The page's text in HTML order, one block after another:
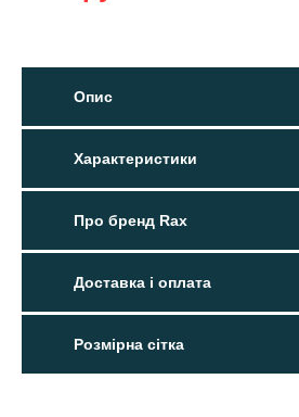
Опис
Характеристики
Про бренд Rax
Доставка і оплата
Розмірна сітка